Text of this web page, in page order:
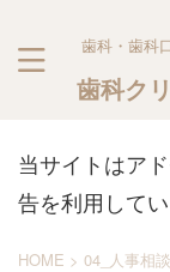
歯科・歯科
歯科ク
当サイトはア
告を利用してい
HOME > 04_人事相